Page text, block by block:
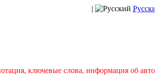
|
ключевые слова, информация об